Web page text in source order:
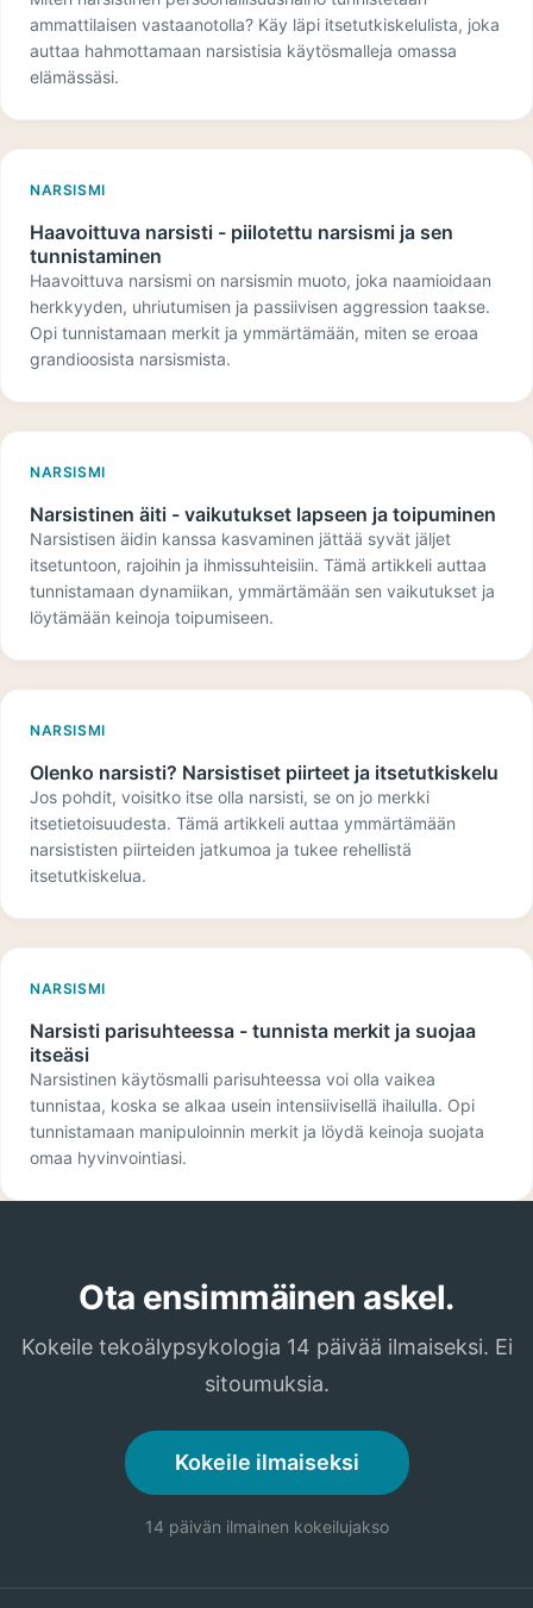
ammattilaisen vastaanotolla? Käy läpi itsetutkiskelulista, joka
auttaa hahmottamaan narsistisia käytösmalleja omassa
elämässäsi.
NARSISMI
Haavoittuva narsisti - piilotettu narsismi ja sen
tunnistaminen
Haavoittuva narsismi on narsismin muoto, joka naamioidaan
herkkyyden, uhriutumisen ja passiivisen aggression taakse.
Opi tunnistamaan merkit ja ymmärtämään, miten se eroaa
grandioosista narsismista.
NARSISMI
Narsistinen äiti - vaikutukset lapseen ja toipuminen
Narsistisen äidin kanssa kasvaminen jättää syvät jäljet
itsetuntoon, rajoihin ja ihmissuhteisiin. Tämä artikkeli auttaa
tunnistamaan dynamiikan, ymmärtämään sen vaikutukset ja
löytämään keinoja toipumiseen.
NARSISMI
Olenko narsisti? Narsistiset piirteet ja itsetutkiskelu
Jos pohdit, voisitko itse olla narsisti, se on jo merkki
itsetietoisuudesta. Tämä artikkeli auttaa ymmärtämään
narsististen piirteiden jatkumoa ja tukee rehellistä
itsetutkiskelua.
NARSISMI
Narsisti parisuhteessa - tunnista merkit ja suojaa
itseäsi
Narsistinen käytösmalli parisuhteessa voi olla vaikea
tunnistaa, koska se alkaa usein intensiivisellä ihailulla. Opi
tunnistamaan manipuloinnin merkit ja löydä keinoja suojata
omaa hyvinvointiasi.
Ota ensimmäinen askel.
Kokeile tekoälypsykologia 14 päivää ilmaiseksi. Ei
sitoumuksia.
Kokeile ilmaiseksi
14 päivän ilmainen kokeilujakso